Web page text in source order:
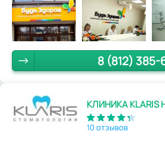
8 (812)
КЛИНИКА
10 отзывов